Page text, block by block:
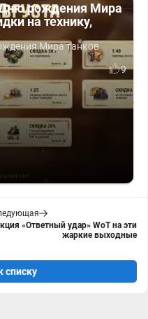
Дню рождения Мира
на технику,
Мира танков
9
«Ответный удар» WoT на эти
жаркие выходные
списку